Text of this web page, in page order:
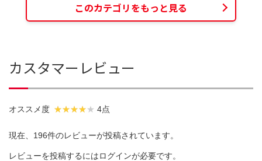
このカテゴリをもっと見る
カスタマーレビュー
オススメ度 4点
現在、196件のレビューが投稿されています。
レビューを投稿するにはログインが必要です。